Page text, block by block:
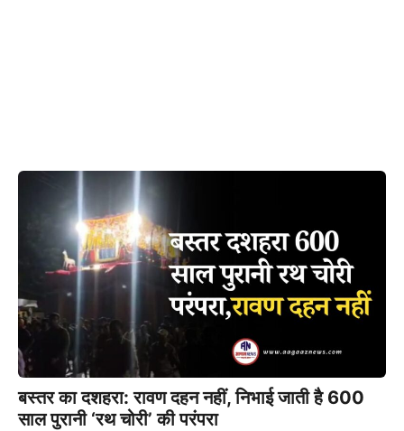
बस्तर का दशहरा: रावण दहन नहीं, निभाई जाती है 600
साल पुरानी ‘रथ चोरी’ की परंपरा